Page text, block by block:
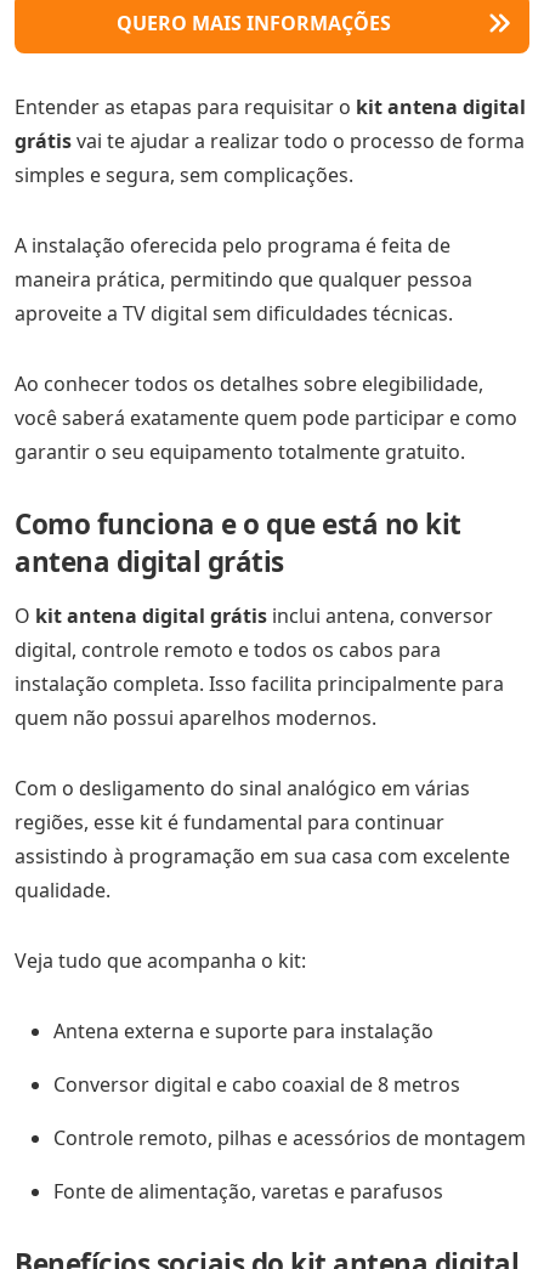
QUERO MAIS INFORMAÇÕES
Entender as etapas para requisitar o kit antena digital
grátisvai te ajudar a realizar todo o processo de forma
simples e segura, sem complicações.
A instalação oferecida pelo programa é feita de
maneira prática, permitindo que qualquer pessoa
aproveite a TV digital sem dificuldades técnicas.
Ao conhecer todos os detalhes sobre elegibilidade,
você saberá exatamente quem pode participar e como
garantir o seu equipamento totalmente gratuito.
Como funciona e o que está no kit
antena digital grátis
O kit antena digital grátis inclui antena, conversor
digital, controle remoto e todos os cabos para
instalação completa. Isso facilita principalmente para
quem não possui aparelhos modernos.
Com o desligamento do sinal analógico em várias
regiões, esse kit é fundamental para continuar
assistindo à programação em sua casa com excelente
qualidade.
Veja tudo que acompanha o kit:
Antena externa e suporte para instalação
Conversor digital e cabo coaxial de 8 metros
Controle remoto, pilhas e acessórios de montagem
Fonte de alimentação, varetas e parafusos